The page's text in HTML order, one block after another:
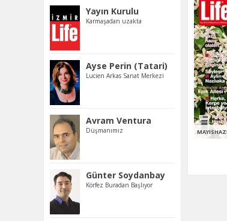
Yayın Kurulu
Karmaşadan uzakta
Ayse Perin (Tatari)
Lucien Arkas Sanat Merkezi
Avram Ventura
Düşmanımız
Günter Soydanbay
Körfez Buradan Başlıyor